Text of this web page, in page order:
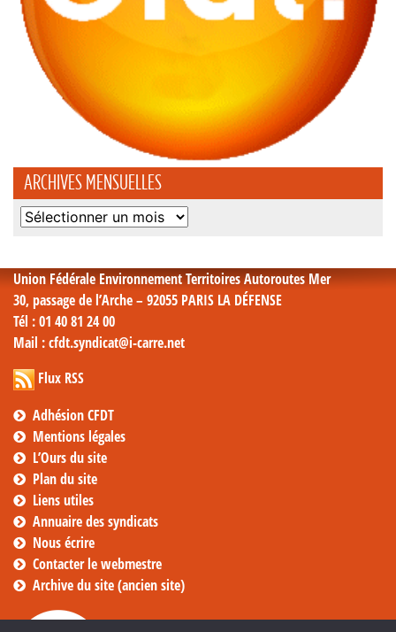
ARCHIVES MENSUELLES
Archives
Union Fédérale Environnement Territoires Autoroutes Mer
30, passage de l’Arche – 92055 PARIS LA DÉFENSE
Tél : 01 40 81 24 00
Mail : cfdt.syndicat@i-carre.net
Flux RSS
Adhésion CFDT
Mentions légales
L’Ours du site
Plan du site
Liens utiles
Annuaire des syndicats
Nous écrire
Contacter le webmestre
Archive du site (ancien site)